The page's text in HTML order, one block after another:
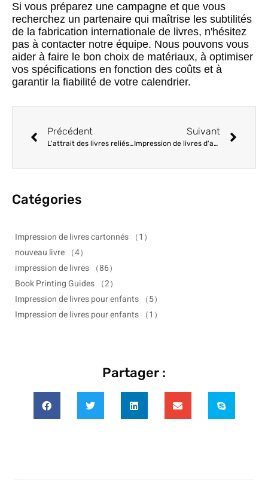
Si vous préparez une campagne et que vous
recherchez un partenaire qui maîtrise les subtilités
de la fabrication internationale de livres, n'hésitez
pas à contacter notre équipe. Nous pouvons vous
aider à faire le bon choix de matériaux, à optimiser
vos spécifications en fonction des coûts et à
garantir la fiabilité de votre calendrier.
Précédent
L'attrait des livres reliés en tissu : Tissus de lin et de soie pour les éditions haut de gamme
Suivant
Impression de livres d'autocollants personnalisés : Types de papier et options de découpe
Catégories
Impression de livres cartonnés （1）
nouveau livre （4）
impression de livres （86）
Book Printing Guides （2）
Impression de livres pour enfants （5）
Impression de livres pour enfants （1）
Partager :